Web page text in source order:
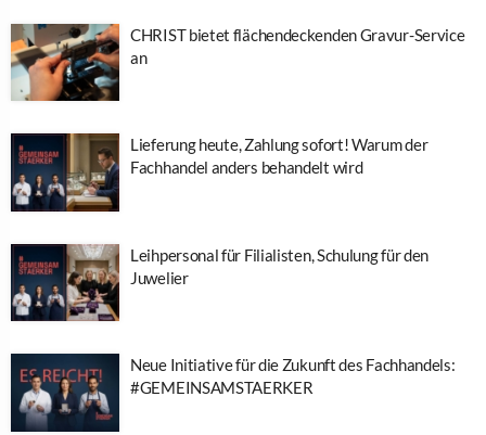
CHRIST bietet flächendeckenden Gravur-Service
an
Lieferung heute, Zahlung sofort! Warum der
Fachhandel anders behandelt wird
Leihpersonal für Filialisten, Schulung für den
Juwelier
Neue Initiative für die Zukunft des Fachhandels:
#GEMEINSAMSTAERKER